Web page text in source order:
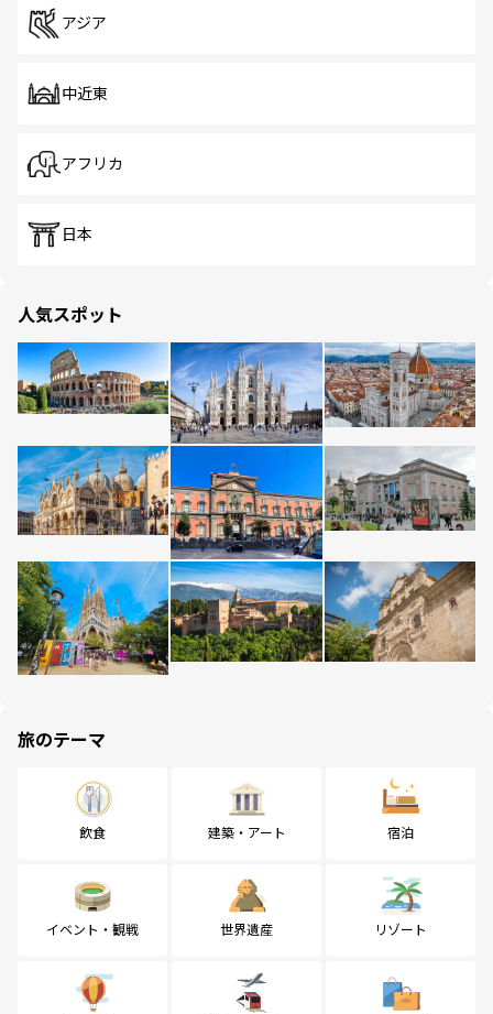
アジア
中近東
アフリカ
日本
人気スポット
旅のテーマ
飲食 建築・アート 宿泊
イベント・観戦 世界遺産 リゾート